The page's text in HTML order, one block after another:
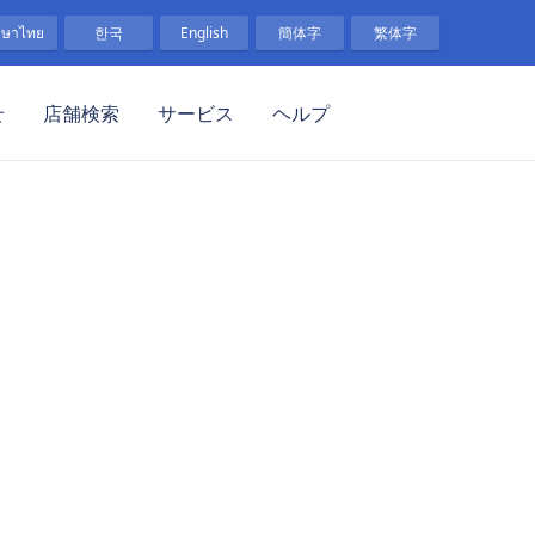
าไทย 한국 English 簡体字 繁体字
店舗検索 サービス ヘルプ